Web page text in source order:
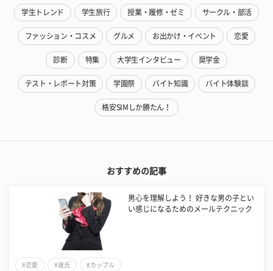
学生トレンド 学生旅行 授業・履修・ゼミ サークル・部活
ファッション・コスメ グルメ お出かけ・イベント 恋愛
診断 特集 大学生インタビュー 奨学金
テスト・レポート対策 学園祭 バイト知識 バイト体験談
格安SIMしか勝たん！
おすすめの記事
男心を理解しよう！ 好きな男の子とい
い感じになるためのメールテクニック
#恋愛 #彼氏 #カップル